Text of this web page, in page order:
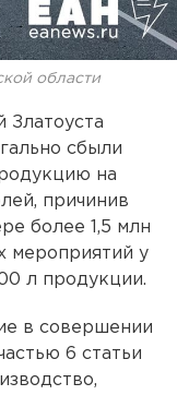
области
Златоуста
сбыли
на
причинив
более 1,5 млн
мероприятий у
л продукции.
в совершении
6 статьи